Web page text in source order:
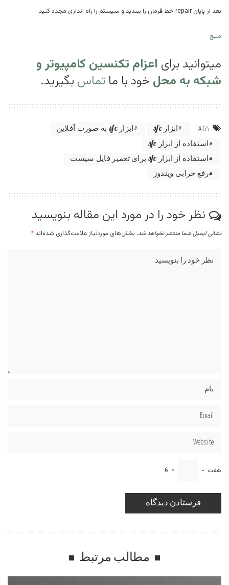
بعد از پایان repair خط فرمان را ببندید و سیستم را راه اندازی مجدد کنید.
منبع
میتوانید برای اعزام تکنسین کامپیوتر و
شبکه به محل خود با ما تماس بگیرید.
TAGS: ابزار sfc
ابزار sfc به صورت آفلاین
استفاده از ابزار sfc
استفاده از ابزار sfc برای تعمیر فایل سیست
رفع خرابی ویندوز
نظر خود را در مورد این مقاله بنویسید
نشانی ایمیل شما منتشر نخواهد شد. بخش‌های موردنیاز علامت‌گذاری شده‌اند *
هفت −
=
6
مطالب مرتبط